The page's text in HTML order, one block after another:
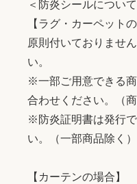
＜防炎シールについて
【ラグ・カーペットの
原則付いておりませ
い。
※一部ご用意できる
合わせください。（
※防炎証明書は発行
い。（一部商品除く）
【カーテンの場合】